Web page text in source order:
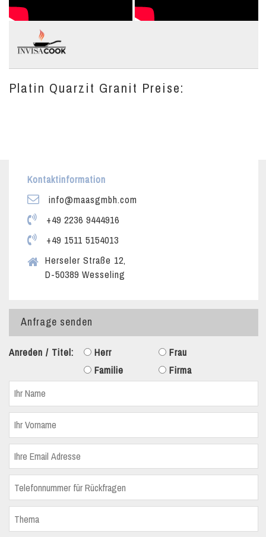
Platin Quarzit Granit Preise:
Kontaktinformation
info@maasgmbh.com
+49 2236 9444916
+49 1511 5154013
Herseler Straße 12,
D-50389 Wesseling
Anfrage senden
Anreden / Titel: Herr
Frau
Familie
Firma